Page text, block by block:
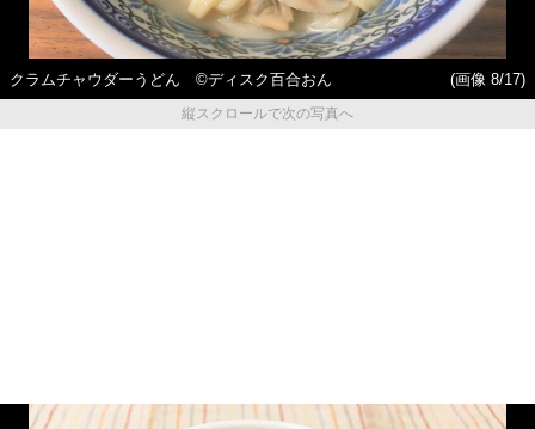
クラムチャウダーうどん ©ディスク百合おん
(画像 8/17)
縦スクロールで次の写真へ